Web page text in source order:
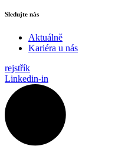
Sledujte nás
Aktuálně
Kariéra u nás
rejstřík
Linkedin-in